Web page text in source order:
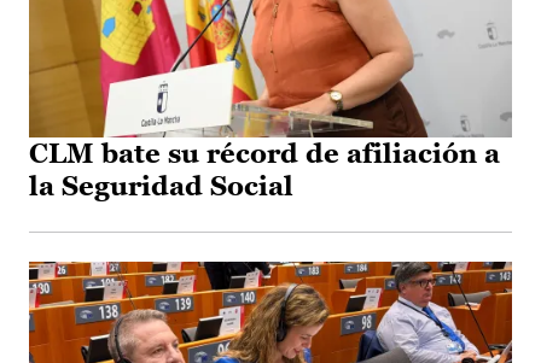
CLM bate su récord de afiliación a
la Seguridad Social